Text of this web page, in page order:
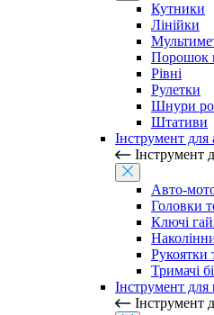
Кутники
Лінійки
Порошок
Рівні
Рулетки
Шнури
Штативи
Інструмент для
Інструмент
Авто-
Головки
Ключі
Рукоятки
Тримачі
Інструмент
Інструмент